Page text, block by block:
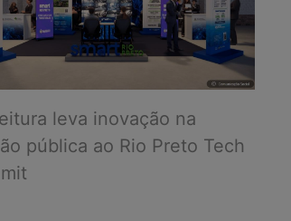
leva inovação na
pública ao Rio Preto Tech